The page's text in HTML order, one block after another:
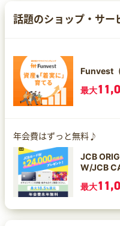
話題のショップ・サー
Funvest
最大
年会費はずっと無料♪
JCB
W/JCB
最大